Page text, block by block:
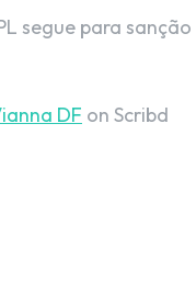
segue para
DF on Scribd